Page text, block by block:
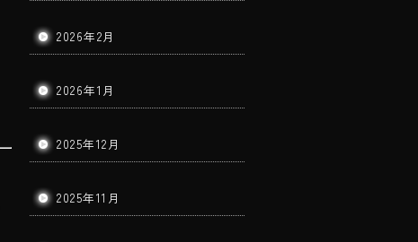
2026年2月
2026年1月
2025年12月
2025年11月